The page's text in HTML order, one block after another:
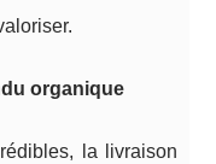
organique
la livraison